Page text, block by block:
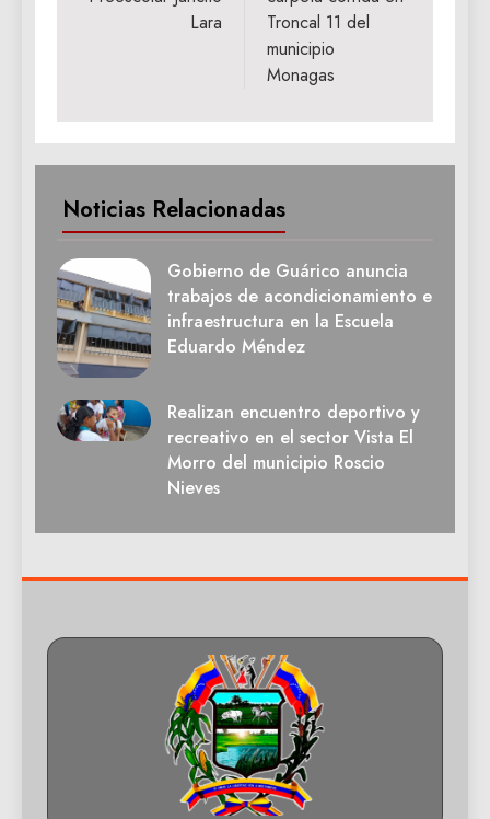
Lara
Troncal 11 del
municipio
Monagas
Noticias Relacionadas
Gobierno de Guárico anuncia
trabajos de acondicionamiento e
infraestructura en la Escuela
Eduardo Méndez
Realizan encuentro deportivo y
recreativo en el sector Vista El
Morro del municipio Roscio
Nieves